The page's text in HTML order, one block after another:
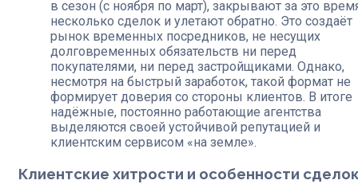
в сезон (с ноября по март), закрывают за это
несколько сделок и улетают обратно. Это создаёт
рынок временных посредников, не несущих
долговременных обязательств ни перед
покупателями, ни перед застройщиками. Однако,
несмотря на быстрый заработок, такой формат не
формирует доверия со стороны клиентов. В итоге
надёжные, постоянно работающие агентства
выделяются своей устойчивой репутацией и
клиентским сервисом «на земле».
Клиентские хитрости и особенности